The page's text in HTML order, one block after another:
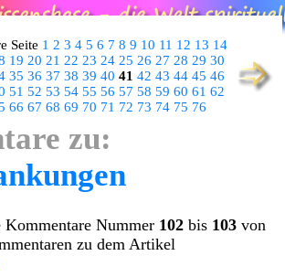
Seite 1 2 3 4 5 6 7 8 9 10 11 12 13 14
19 20 21 22 23 24 25 26 27 28 29 30
35 36 37 38 39 40 41 42 43 44 45 46
51 52 53 54 55 56 57 58 59 60 61 62
66 67 68 69 70 71 72 73 74 75 76
zu:
Nummer 102 bis 103 von
zu dem Artikel